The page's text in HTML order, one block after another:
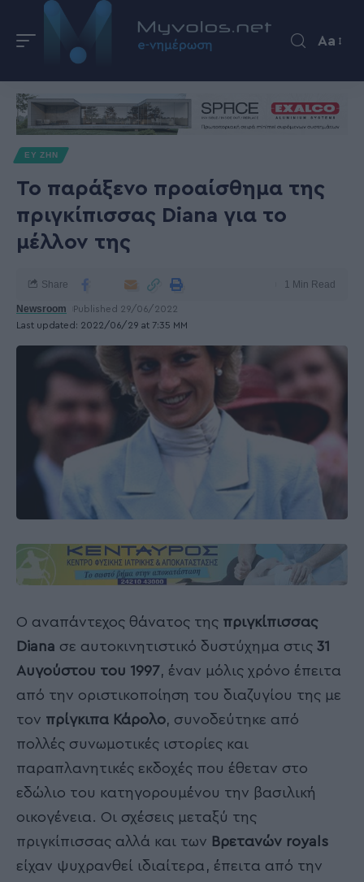
Aa
ΕΥ ΖΗΝ
Το παράξενο προαίσθημα της
πριγκίπισσας Diana για το
μέλλον της
Last updated: 2022/06/29 at 7:35 ΜΜ
Newsroom Published 29/06/2022
Share 1 Min Read
Ο αναπάντεχος θάνατος της πριγκίπισσας
Diana σε αυτοκινητιστικό δυστύχημα στις 31
Αυγούστου του 1997, έναν μόλις χρόνο έπειτα
από την οριστικοποίηση του διαζυγίου της με
τον πρίγκιπα Κάρολο, συνοδεύτηκε από
πολλές συνωμοτικές ιστορίες και
παραπλανητικές εκδοχές που έθεταν στο
εδώλιο του κατηγορουμένου την βασιλική
οικογένεια. Οι σχέσεις μεταξύ της
πριγκίπισσας αλλά και των Βρετανών royals
είχαν ψυχρανθεί ιδιαίτερα, έπειτα από την